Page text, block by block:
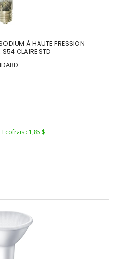
À HAUTE PRESSION
S54 CLAIRE STD
Écofrais : 1,85 $